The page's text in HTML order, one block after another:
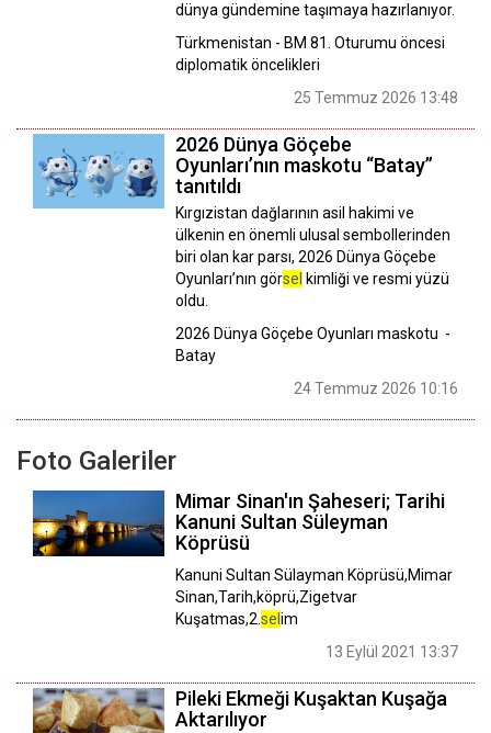
dünya gündemine taşımaya hazırlanıyor.
Türkmenistan - BM 81. Oturumu öncesi
diplomatik öncelikleri
25 Temmuz 2026 13:48
2026 Dünya Göçebe
Oyunları’nın maskotu “Batay”
tanıtıldı
Kırgızistan dağlarının asil hakimi ve
ülkenin en önemli ulusal sembollerinden
biri olan kar parsı, 2026 Dünya Göçebe
Oyunları’nın görsel kimliği ve resmi yüzü
oldu.
2026 Dünya Göçebe Oyunları maskotu -
Batay
24 Temmuz 2026 10:16
Foto Galeriler
Mimar Sinan'ın Şaheseri; Tarihi
Kanuni Sultan Süleyman
Köprüsü
Kanuni Sultan Sülayman Köprüsü,Mimar
Sinan,Tarih,köprü,Zigetvar
Kuşatmas,2.sel im
13 Eylül 2021 13:37
Pileki Ekmeği Kuşaktan Kuşağa
Aktarılıyor